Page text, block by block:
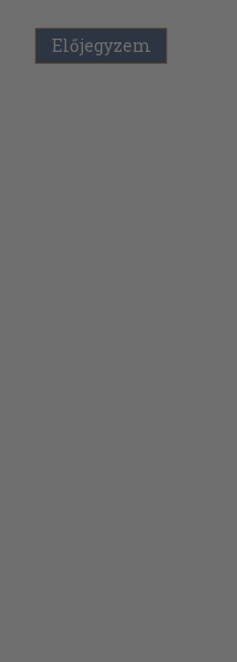
Előjegyzem